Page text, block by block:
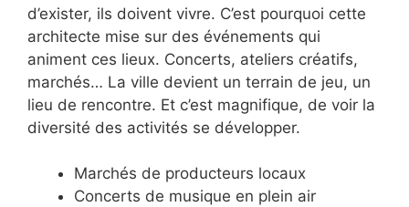
d’exister, ils doivent vivre. C’est pourquoi cette
architecte mise sur des événements qui
animent ces lieux. Concerts, ateliers créatifs,
marchés… La ville devient un terrain de jeu, un
lieu de rencontre. Et c’est magnifique, de voir la
diversité des activités se développer.
Marchés de producteurs locaux
Concerts de musique en plein air